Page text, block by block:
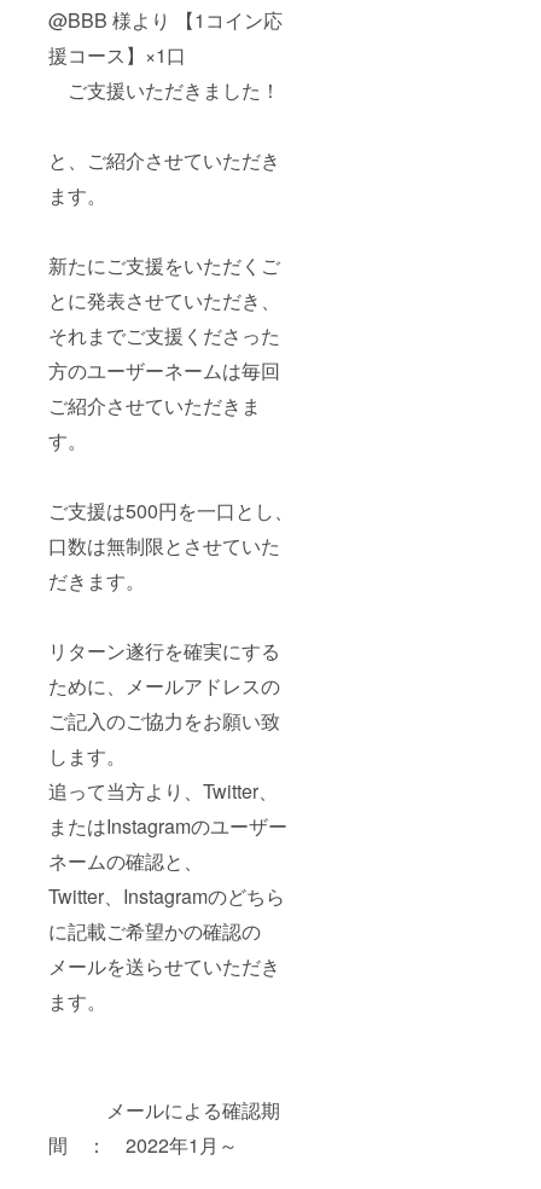
@BBB 様より 【1コイン応
援コース】×1口
ご支援いただきました！
と、ご紹介させていただき
ます。
新たにご支援をいただくご
とに発表させていただき、
それまでご支援くださった
方のユーザーネームは毎回
ご紹介させていただきま
す。
ご支援は500円を一口とし、
口数は無制限とさせていた
だきます。
リターン遂行を確実にする
ために、メールアドレスの
ご記入のご協力をお願い致
します。
追って当方より、Twitter、
またはInstagramのユーザー
ネームの確認と、
Twitter、Instagramのどちら
に記載ご希望かの確認の
メールを送らせていただき
ます。
メールによる確認期
間 ： 2022年1月～